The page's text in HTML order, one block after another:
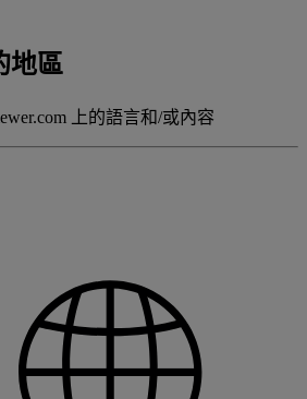
地區
上的語言和/或內容